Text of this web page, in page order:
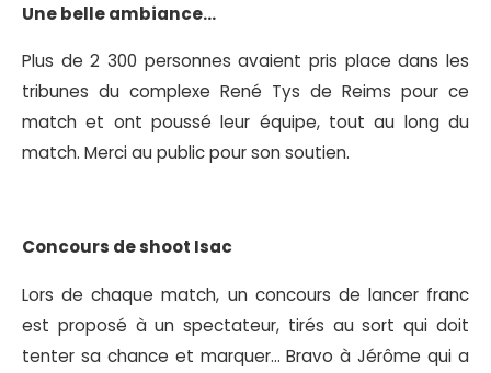
Une belle ambiance…
Plus de 2 300 personnes avaient pris place dans les
tribunes du complexe René Tys de Reims pour ce
match et ont poussé leur équipe, tout au long du
match. Merci au public pour son soutien.
Concours de shoot Isac
Lors de chaque match, un concours de lancer franc
est proposé à un spectateur, tirés au sort qui doit
tenter sa chance et marquer… Bravo à Jérôme qui a